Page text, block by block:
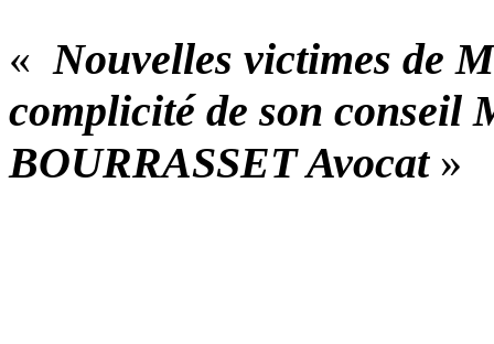
«Nouvelles victimes de
complicité de son conseil
BOURRASSET Avocat»